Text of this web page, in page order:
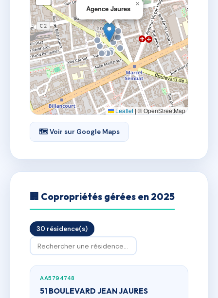
Agence Jaures
×
Leaflet | © OpenStreetMap
🗺 Voir sur Google Maps
🏢 Copropriétés gérées en 2025
30 résidence(s)
AA5794748
51 BOULEVARD JEAN JAURES